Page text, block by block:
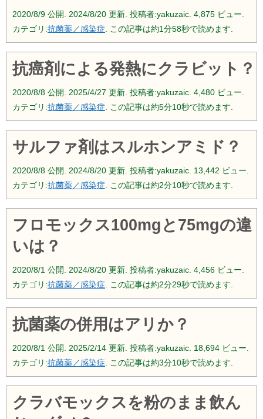
2020/8/9 公開. 2024/8/20 更新. 投稿者:yakuzaic. 4,875 ビュー.
カテゴリ:抗菌薬／感染症 . この記事は約1分58秒で読めます.
抗癌剤による発熱にクラビット？
2020/8/8 公開. 2025/4/27 更新. 投稿者:yakuzaic. 4,480 ビュー.
カテゴリ:抗菌薬／感染症 . この記事は約5分10秒で読めます.
サルファ剤はスルホンアミド？
2020/8/8 公開. 2024/8/20 更新. 投稿者:yakuzaic. 13,442 ビュー.
カテゴリ:抗菌薬／感染症 . この記事は約2分10秒で読めます.
フロモックス100mgと75mgの違
いは？
2020/8/1 公開. 2024/8/20 更新. 投稿者:yakuzaic. 4,456 ビュー.
カテゴリ:抗菌薬／感染症 . この記事は約2分29秒で読めます.
抗菌薬の併用はアリか？
2020/8/1 公開. 2025/2/14 更新. 投稿者:yakuzaic. 18,694 ビュー.
カテゴリ:抗菌薬／感染症 . この記事は約3分10秒で読めます.
クラバモックスを粉のまま飲ん